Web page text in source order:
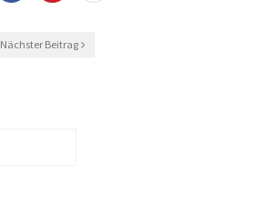
Nächster Beitrag